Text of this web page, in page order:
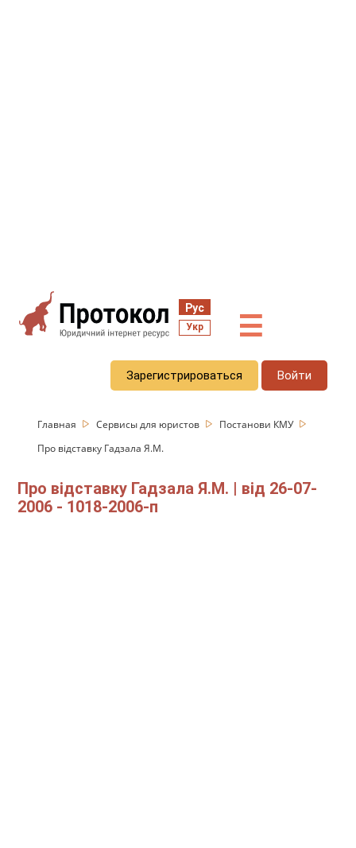
Рус
Укр ☰
Зарегистрироваться Войти
Главная Сервисы для юристов
Постанови КМУ
Про відставку Гадзала Я.М.
Про відставку Гадзала Я.М. | від 26-07-
2006 - 1018-2006-п